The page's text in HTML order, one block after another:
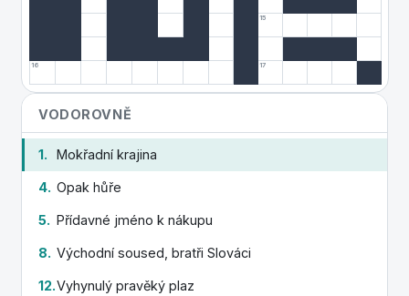
15
16 17
VODOROVNĚ
1. Mokřadní krajina
4. Opak hůře
5. Přídavné jméno k nákupu
8. Východní soused, bratři Slováci
12.Vyhynulý pravěký plaz